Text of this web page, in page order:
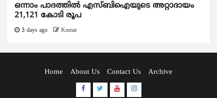
ഒന്നാം പാദത്തിൽ എസ്ബിഐയുടെ അറ്റാദായം
21,121 കോടി രൂപ
3 days ago Kumar
Home About Us Contact Us Archive
Facebook
TwitterYoutubeInstagram